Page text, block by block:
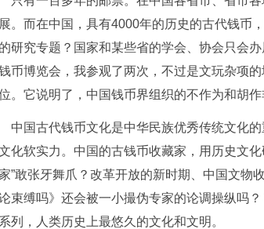
。而在中国，具有4000年的历史的古代钱币
研究专题？国家和某些省的学会、协会只会
币博览会，我参观了两次，不过是文玩杂项
。它说明了，中国钱币界组织的不作为和胡作
中国古代钱币文化是中华民族优秀传统文化
化软实力。中国的古钱币收藏家，用历史文
”敢张牙舞爪？改革开放的新时期、中国文物
束缚吗》还会被一小撮伪专家的论调操纵吗
列，人类历史上最悠久的文化和文明。